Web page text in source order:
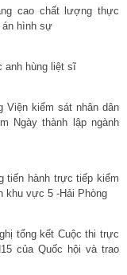
cao chất lượng thực
án hình sự
anh hùng liệt sĩ
Viện kiểm sát nhân dân
Ngày thành lập ngành
tiến hành trực tiếp kiểm
khu vực 5 -Hải Phòng
tổng kết Cuộc thi trực
của Quốc hội và trao